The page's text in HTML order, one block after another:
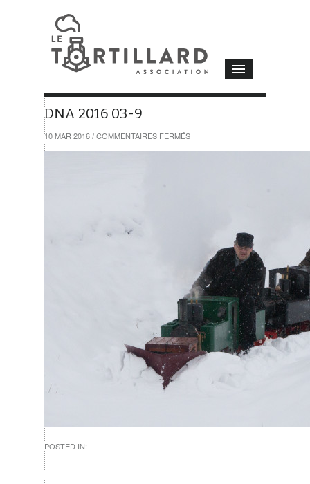
DNA 2016 03-9
10 MAR 2016 / COMMENTAIRES FERMÉSSUR
2016
POSTED IN: